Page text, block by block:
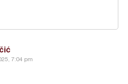
7:04 pm